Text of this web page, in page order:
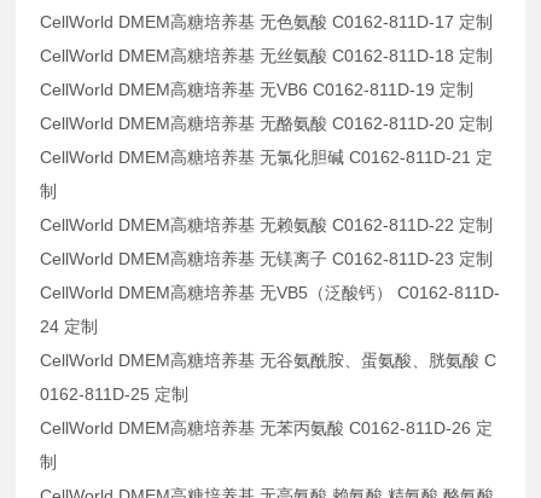
CellWorld DMEM高糖培养基 无色氨酸 C0162-811D-17 定制
CellWorld DMEM高糖培养基 无丝氨酸 C0162-811D-18 定制
CellWorld DMEM高糖培养基 无VB6 C0162-811D-19 定制
CellWorld DMEM高糖培养基 无酪氨酸 C0162-811D-20 定制
CellWorld DMEM高糖培养基 无氯化胆碱 C0162-811D-21 定
制
CellWorld DMEM高糖培养基 无赖氨酸 C0162-811D-22 定制
CellWorld DMEM高糖培养基 无镁离子 C0162-811D-23 定制
CellWorld DMEM高糖培养基 无VB5（泛酸钙） C0162-811D-
24 定制
CellWorld DMEM高糖培养基 无谷氨酰胺、蛋氨酸、胱氨酸 C
0162-811D-25 定制
CellWorld DMEM高糖培养基 无苯丙氨酸 C0162-811D-26 定
制